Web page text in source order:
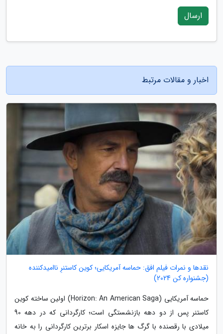
ارسال
اخبار و مقالات مرتبط
نقدها و نمرات فیلم افق: حماسه آمریکایی؛ کوین کاستنرِ ناامیدکننده
(جشنواره کن 2024)
حماسه آمریکایی (Horizon: An American Saga) اولین ساخته کوین
کاستنر پس از دو دهه بازنشستگی است؛ کارگردانی که در دهه 90
میلادی با رقصنده با گرگ ها جایزه اسکار برترین کارگردانی را به خانه